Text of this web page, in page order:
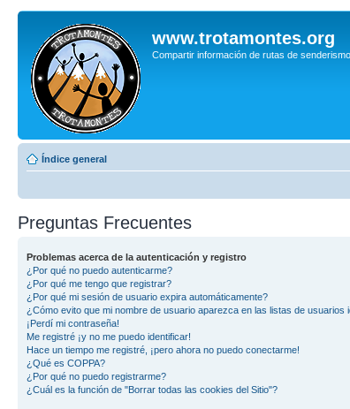
www.trotamontes.org
Compartir información de rutas de senderismo
Índice general
Preguntas Frecuentes
Problemas acerca de la autenticación y registro
¿Por qué no puedo autenticarme?
¿Por qué me tengo que registrar?
¿Por qué mi sesión de usuario expira automáticamente?
¿Cómo evito que mi nombre de usuario aparezca en las listas de usuarios
¡Perdí mi contraseña!
Me registré ¡y no me puedo identificar!
Hace un tiempo me registré, ¡pero ahora no puedo conectarme!
¿Qué es COPPA?
¿Por qué no puedo registrarme?
¿Cuál es la función de "Borrar todas las cookies del Sitio"?